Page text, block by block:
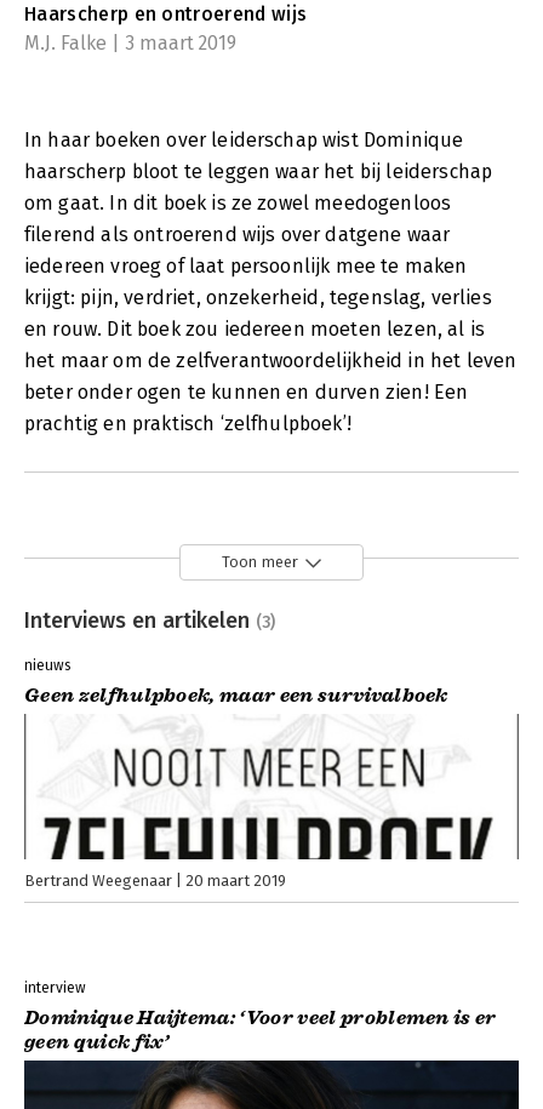
Haarscherp en ontroerend wijs
M.J. Falke | 3 maart 2019
In haar boeken over leiderschap wist Dominique
haarscherp bloot te leggen waar het bij leiderschap
om gaat. In dit boek is ze zowel meedogenloos
filerend als ontroerend wijs over datgene waar
iedereen vroeg of laat persoonlijk mee te maken
krijgt: pijn, verdriet, onzekerheid, tegenslag, verlies
en rouw. Dit boek zou iedereen moeten lezen, al is
het maar om de zelfverantwoordelijkheid in het leven
beter onder ogen te kunnen en durven zien! Een
prachtig en praktisch ‘zelfhulpboek’!
Toon meer
Interviews en artikelen (3)
nieuws
Geen zelfhulpboek, maar een survivalboek
Bertrand Weegenaar 20 maart 2019
interview
Dominique Haijtema: ‘Voor veel problemen is er
geen quick fix’